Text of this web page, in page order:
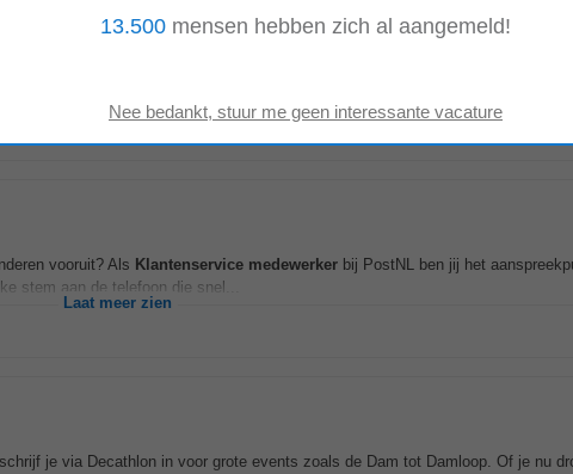
tot adviseur in verzekeringen? Of het nu gaat om zorgverzekeringen of
Laat meer zien
vooruit? Als Klantenservice medewerker bij PostNL ben jij het
stem aan de telefoon die snel...
Laat meer zien
je via Decathlon in voor grote events zoals de Dam tot Damloop. Of je nu
13.500 mensen hebben zich al aangemeld!